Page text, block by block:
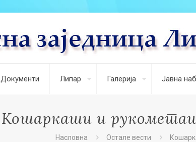
Документи Липар Галерија Јавна
Кошаркаши и
Насловна Остале вести